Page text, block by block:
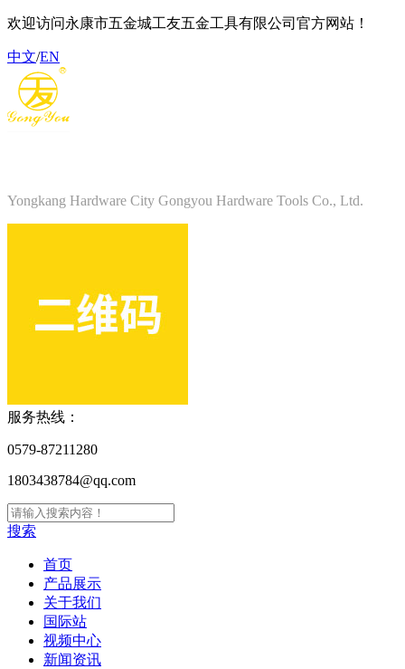
欢迎访问永康市五金城工友五金工具有限公司官方网站！
中文/EN
Yongkang Hardware City Gongyou Hardware Tools Co., Ltd.
服务热线：
0579-87211280
1803438784@qq.com
搜索
首页
产品展示
关于我们
国际站
视频中心
新闻资讯